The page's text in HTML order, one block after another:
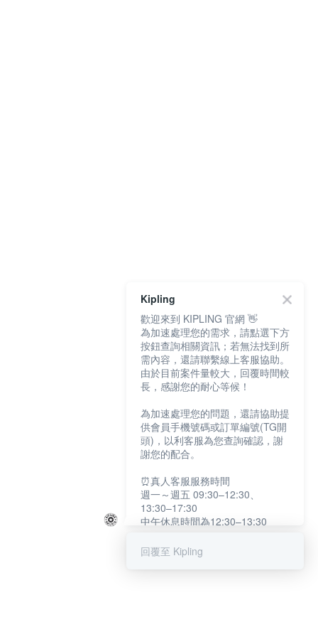
Kipling
歡迎來到 KIPLING 官網 👋
為加速處理您的需求，請點選下方
按鈕查詢相關資訊；若無法找到所
需內容，還請聯繫線上客服協助。
由於目前案件量較大，回覆時間較
長，感謝您的耐心等候！
為加速處理您的問題，還請協助提
供會員手機號碼或訂單編號(TG開
頭)，以利客服為您查詢確認，謝
謝您的配合。
⏰真人客服服務時間
週一～週五 09:30–12:30、
13:30–17:30
中午休息時間為12:30–13:30
提醒您：系統會自動已讀訊息，如
回覆至 Kipling